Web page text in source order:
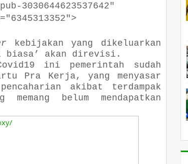
kebijakan yang dikeluarkan
biasa’ akan direvisi.
ini pemerintah sudah
Pra Kerja, yang menyasar
akibat terdampak
belum mendapatkan